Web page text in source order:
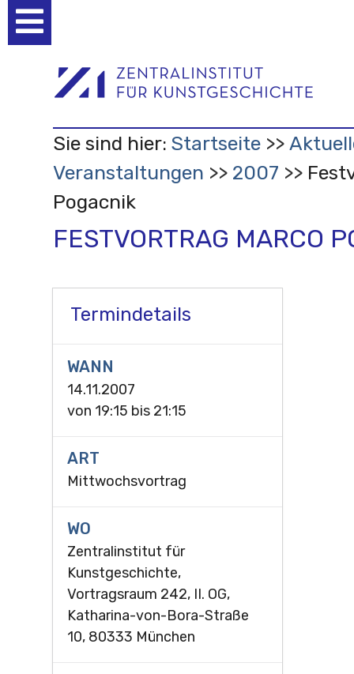
Werkzeuge
Sie sind hier: Startseite
Veranstaltungen
2007
Pogacnik
FESTVORTRAG MARCO
Termindetails
WANN
14.11.2007
von 19:15 bis 21:15
ART
Mittwochsvortrag
WO
Zentralinstitut für
Kunstgeschichte,
Vortragsraum 242, II. OG,
Katharina-von-Bora-Straße
10, 80333 München